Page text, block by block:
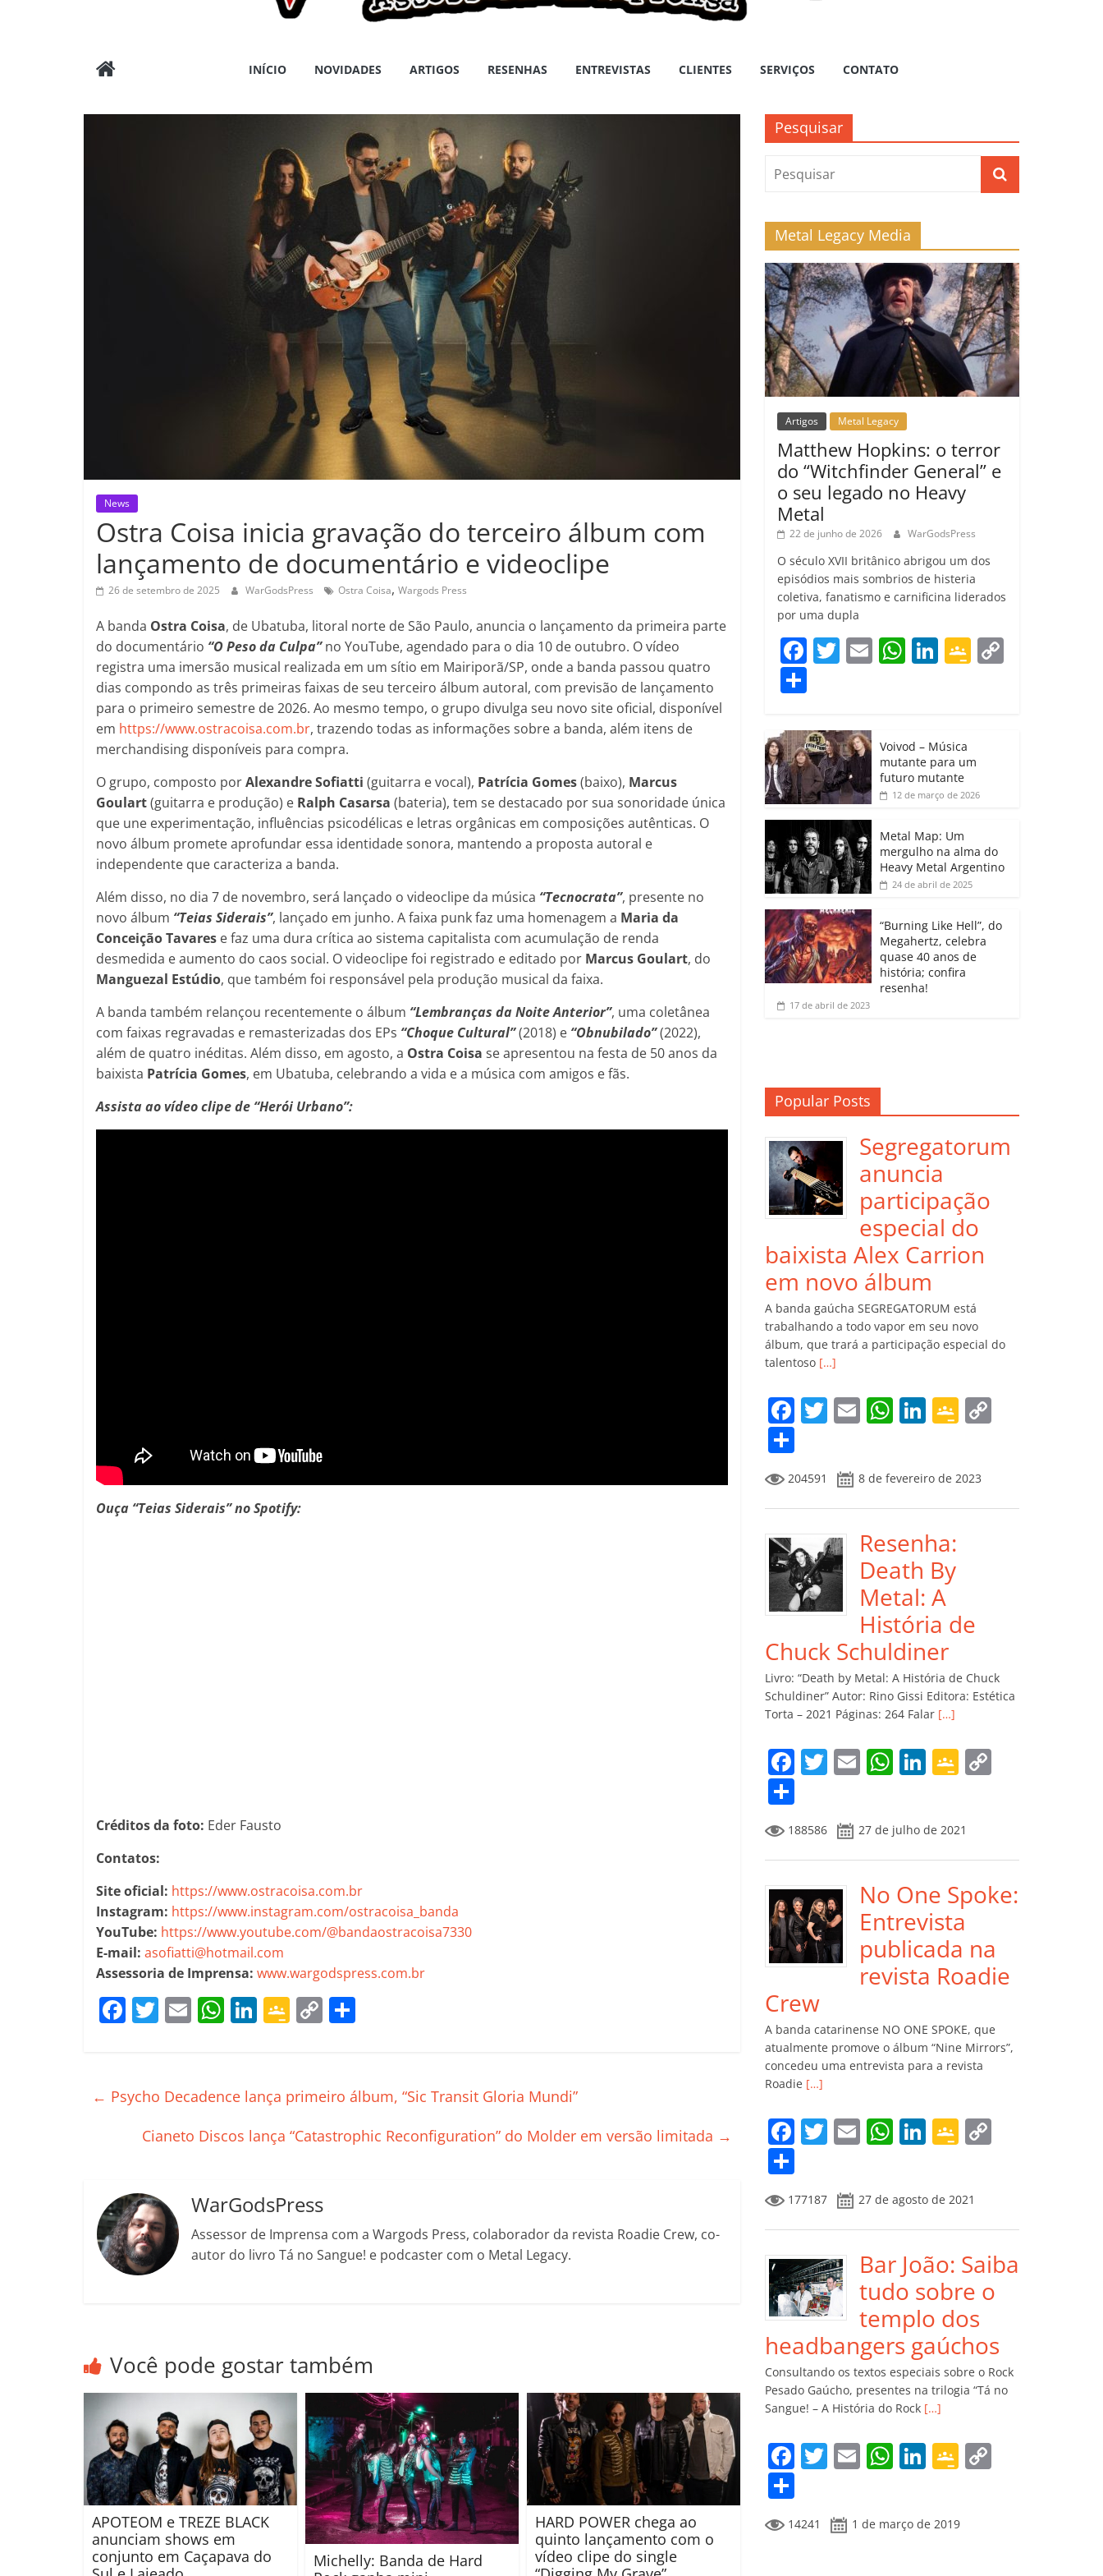
Wargods
Press
INÍCIO NOVIDADES ARTIGOS RESENHAS ENTREVISTAS CLIENTES SERVIÇOS CONTATO
News
Ostra Coisa inicia gravação do terceiro álbum com
lançamento de documentário e videoclipe
26 de setembro de 2025 WarGodsPress Ostra Coisa, Wargods Press
A banda Ostra Coisa, de Ubatuba, litoral norte de São Paulo, anuncia o lançamento da primeira parte
do documentário “O Peso da Culpa”no YouTube, agendado para o dia 10 de outubro. O vídeo
registra uma imersão musical realizada em um sítio em Mairiporã/SP, onde a banda passou quatro
dias compondo as três primeiras faixas de seu terceiro álbum autoral, com previsão de lançamento
para o primeiro semestre de 2026. Ao mesmo tempo, o grupo divulga seu novo site oficial, disponível
em https://www.ostracoisa.com.br, trazendo todas as informações sobre a banda, além itens de
merchandising disponíveis para compra.
O grupo, composto porAlexandre Sofiatti (guitarra e vocal), Patrícia Gomes(baixo), Marcus
Goulart(guitarra e produção) e Ralph Casarsa (bateria), tem se destacado por sua sonoridade única
que une experimentação, influências psicodélicas e letras orgânicas em composições autênticas. O
novo álbum promete aprofundar essa identidade sonora, mantendo a proposta autoral e
independente que caracteriza a banda.
Além disso, no dia 7 de novembro, será lançado o videoclipe da música “Tecnocrata”, presente no
novo álbum “Teias Siderais”, lançado em junho. A faixa punk faz uma homenagem a Maria da
Conceição Tavares e faz uma dura crítica ao sistema capitalista com acumulação de renda
desmedida e aumento do caos social. O videoclipe foi registrado e editado por Marcus Goulart, do
Manguezal Estúdio, que também foi responsável pela produção musical da faixa.
A banda também relançou recentemente o álbum “Lembranças da Noite Anterior”, uma coletânea
com faixas regravadas e remasterizadas dos EPs “Choque Cultural”(2018) e “Obnubilado”(2022),
além de quatro inéditas. Além disso, em agosto, a Ostra Coisa se apresentou na festa de 50 anos da
baixista Patrícia Gomes, em Ubatuba, celebrando a vida e a música com amigos e fãs.
Assista ao vídeo clipe de “Herói Urbano”:
Ouça “Teias Siderais” no Spotify:
Créditos da foto: Eder Fausto
Contatos:
Site oficial: https://www.ostracoisa.com.br
Instagram: https://www.instagram.com/ostracoisa_banda
YouTube: https://www.youtube.com/@bandaostracoisa7330
E-mail: asofiatti@hotmail.com
Assessoria de Imprensa: www.wargodspress.com.br
F
e
b
k
T
er
E
l
W
s
p
Li
e
dI
n
G
gl
Cl
ss
ro
o
C
y
n
p
til
← Psycho Decadence lança primeiro álbum, “Sic Transit Gloria Mundi”
Cianeto Discos lança “Catastrophic Reconfiguration” do Molder em versão limitada →
WarGodsPress
Assessor de Imprensa com a Wargods Press, colaborador da revista Roadie Crew, co-
autor do livro Tá no Sangue! e podcaster com o Metal Legacy.
Você pode gostar também
APOTEOM e TREZE BLACK
anunciam shows em
conjunto em Caçapava do
Michelly: Banda de Hard
HARD POWER chega ao
quinto lançamento com o
vídeo clipe do single
Pesquisar
Metal Legacy Media
Artigos Metal Legacy
Matthew Hopkins: o terror
do “Witchfinder General” e
o seu legado no Heavy
Metal
22 de junho de 2026 WarGodsPress
O século XVII britânico abrigou um dos
episódios mais sombrios de histeria
coletiva, fanatismo e carnificina liderados
por uma dupla
F
e
b
o
o
k
T
er
E W
A
p
p
Li
dI
n
G
e
a
ro
o
m
m
p
ar
til
h
ar
Voivod – Música
mutante para um
futuro mutante
12 de março de 2026
Metal Map: Um
mergulho na alma do
Heavy Metal Argentino
24 de abril de 2025
“Burning Like Hell”, do
Megahertz, celebra
quase 40 anos de
história; confira
resenha!
17 de abril de 2023
Popular Posts
Segregatorum
anuncia
participação
especial do
baixista Alex Carrion
em novo álbum
A banda gaúcha SEGREGATORUM está
trabalhando a todo vapor em seu novo
álbum, que trará a participação especial do
talentoso […]
F
e
b
o
o
k
T
itt
er
E
l
W
s
A
p
p
Li
e
dI
n
G
gl
e
ro
m
Li
o
m
p
ar
til
h
ar
204591 8 de fevereiro de 2023
Resenha:
Death By
Metal: A
História de
Chuck Schuldiner
Livro: “Death by Metal: A História de Chuck
Schuldiner” Autor: Rino Gissi Editora: Estética
Torta – 2021 Páginas: 264 Falar […]
F
e
b
o
o
k
T
itt
er
E
l
W
s
A
p
p
Li
e
dI
n
G
gl
e
Cl
a
ss
ro
m
Li
n
o
m
p
ar
til
h
ar
188586 27 de julho de 2021
No One Spoke:
Entrevista
publicada na
revista Roadie
Crew
A banda catarinense NO ONE SPOKE, que
atualmente promove o álbum “Nine Mirrors”,
concedeu uma entrevista para a revista
Roadie […]
F
e
b
o
o
k
T
itt
er
E
l
W
s
A
p
p
Li
e
dI
n
G
gl
e
Cl
a
ss
ro
o
m
Li
n
k
o
m
p
ar
til
h
ar
177187 27 de agosto de 2021
Bar João: Saiba
tudo sobre o
templo dos
headbangers gaúchos
Consultando os textos especiais sobre o Rock
Pesado Gaúcho, presentes na trilogia “Tá no
Sangue! – A História do Rock […]
F
e
T
itt
er
E
l
W
s
Li
e
G
gl
o
m
14241 1 de março de 2019